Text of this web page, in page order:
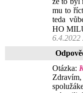
mu to
teda
HO
6.4.2022
Otázka: